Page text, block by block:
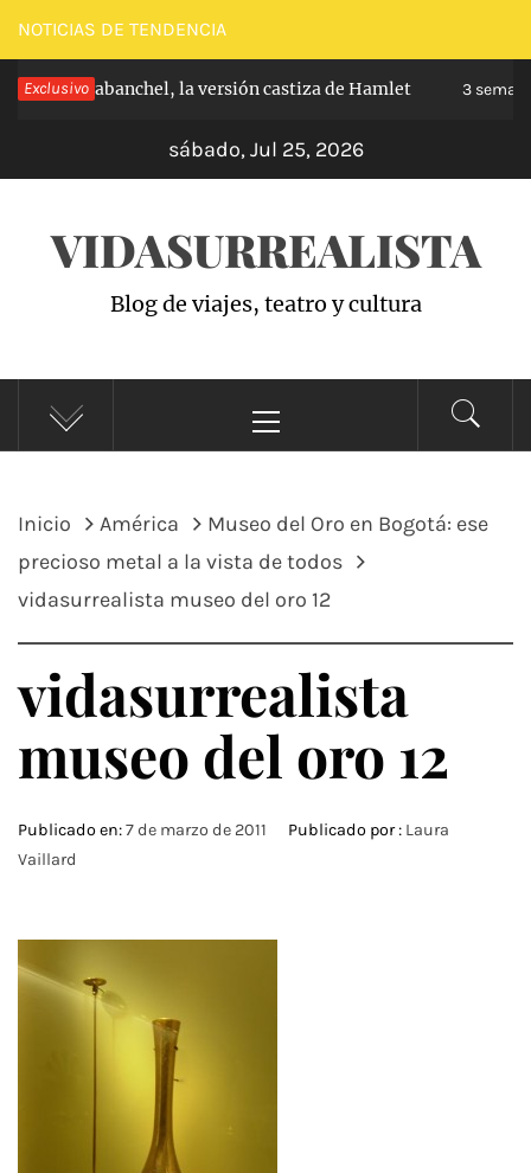
Saltar
al
contenido
NOTICIAS DE TENDENCIA
Exclusivo
de Carabanchel, la versión castiza de Hamlet 3
sábado, Jul 25, 2026
VIDASURREALISTA
Blog de viajes, teatro y cultura
principal
Inicio América
Museo del Oro en Bogotá: ese
precioso metal a la vista de todos
vidasurrealista museo del oro 12
vidasurrealista
museo del oro 12
Publicado en:7 de marzo de 2011 Publicado por : Laura
Vaillard